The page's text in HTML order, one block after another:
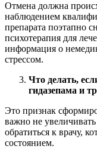
Отмена должна
наблюдением
препарата поэтапно
психотерапия для
информация о
стрессом.
Что делать,
гидазепама и
Это признак
важно не
обратиться к врачу,
состоянием.